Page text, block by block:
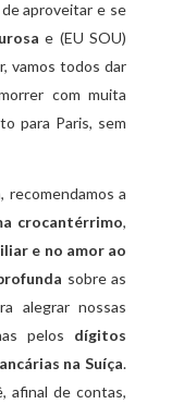
aproveitar e se
e (EU SOU)
vamos todos dar
com muita
para Paris, sem
recomendamos a
crocantérrimo,
e no amor ao
sobre as
alegrar nossas
pelos dígitos
na Suíça.
afinal de contas,